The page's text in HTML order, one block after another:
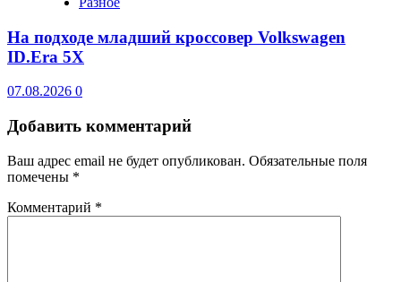
На подходе младший кроссовер Volkswagen
ID.Era 5X
07.08.2026 0
Добавить комментарий
Ваш адрес email не будет опубликован. Обязательные поля
помечены *
Комментарий *